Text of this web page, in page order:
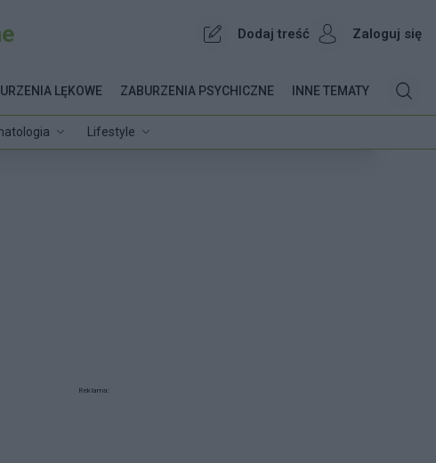
Dodaj treść Zaloguj się
Lifestyle
LĘKOWE ZABURZENIA PSYCHICZNE INNE TEMATY
Reklama: